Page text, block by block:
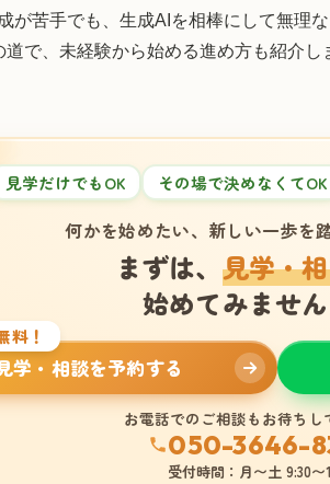
が苦手でも、生成AIを相棒にして無理
で、未経験から始める進め方も紹介し
見学だけでもOK その場で決めなくてOK
何かを始めたい、新しい一歩を
まずは、 見学・
始めてみませ
料！
学・相談を予約する
お電話でのご相談もお待ちし
050-3646-
受付時間：月〜土 9:30〜